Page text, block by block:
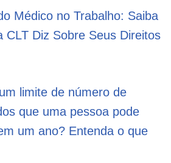
Médico no Trabalho: Saiba
CLT Diz Sobre Seus Direitos
limite de número de
que uma pessoa pode
um ano? Entenda o que